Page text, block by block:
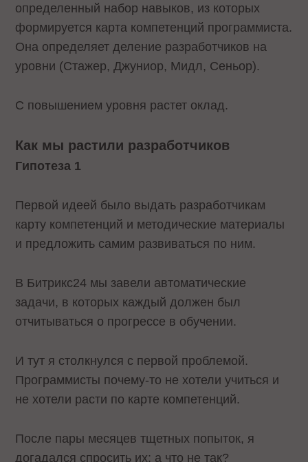
определенный набор навыков, из которых
формируется карта компетенций программиста.
Она определяет деление разработчиков на
уровни (Стажер, Джуниор, Мидл, Сеньор).
С повышением уровня растет оклад.
Как мы растили разработчиков
Гипотеза 1
Первой идеей было выдать разработчикам
карту компетенций и методические материалы
и предложить самим развиваться по ним.
В Битрикс24 мы завели автоматические
задачи, в которых каждый должен был
отчитываться о прогрессе в обучении.
И тут я столкнулся с первой проблемой.
Программисты почему-то не хотели учиться и
не хотели расти по карте компетенций.
После пары месяцев тщетных попыток, я
догадался спросить их: а что не так?